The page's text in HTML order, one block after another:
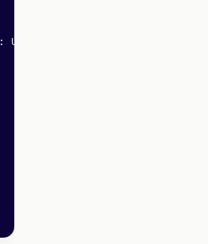
: UIScene.ConnectionOptions) {